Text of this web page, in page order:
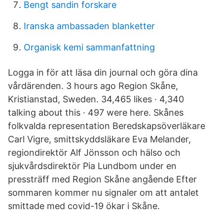
Bengt sandin forskare
Iranska ambassaden blanketter
Organisk kemi sammanfattning
Logga in för att läsa din journal och göra dina
vårdärenden. 3 hours ago Region Skåne,
Kristianstad, Sweden. 34,465 likes · 4,340
talking about this · 497 were here. Skånes
folkvalda representation Beredskapsöverläkare
Carl Vigre, smittskyddsläkare Eva Melander,
regiondirektör Alf Jönsson och hälso och
sjukvårdsdirektör Pia Lundbom under en
pressträff med Region Skåne angående Efter
sommaren kommer nu signaler om att antalet
smittade med covid-19 ökar i Skåne.